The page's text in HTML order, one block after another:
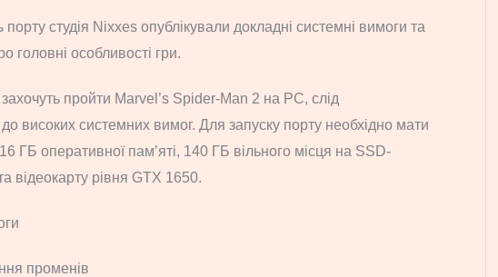
порту студія Nixxes опублікували докладні системні вимоги та
головні особливості гри.
пройти Marvel’s Spider-Man 2 на PC, слід
до високих системних вимог. Для запуску порту необхідно мати
ГБ оперативної пам’яті, 140 ГБ вільного місця на SSD-
відеокарту рівня GTX 1650.
променів